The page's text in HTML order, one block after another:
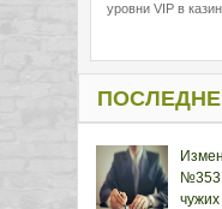
уровни VIP в